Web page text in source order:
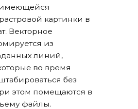
картинки в
Векторное
из
линий,
во время
без
этом помещаются в
файлы.